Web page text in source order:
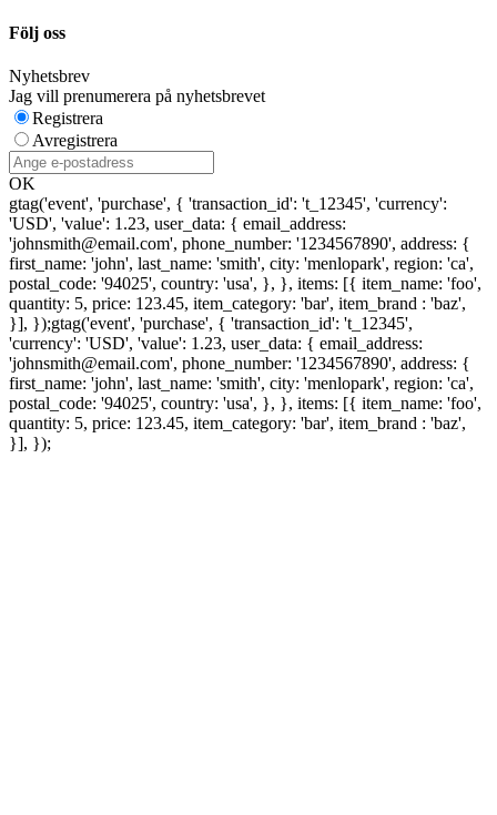
Följ oss
Nyhetsbrev
Jag vill prenumerera på nyhetsbrevet
Registrera
Avregistrera
OK
gtag('event', 'purchase', { 'transaction_id': 't_12345', 'currency':
'USD', 'value': 1.23, user_data: { email_address:
'johnsmith@email.com', phone_number: '1234567890', address: {
first_name: 'john', last_name: 'smith', city: 'menlopark', region: 'ca',
postal_code: '94025', country: 'usa', }, }, items: [{ item_name: 'foo',
quantity: 5, price: 123.45, item_category: 'bar', item_brand : 'baz',
}], });gtag('event', 'purchase', { 'transaction_id': 't_12345',
'currency': 'USD', 'value': 1.23, user_data: { email_address:
'johnsmith@email.com', phone_number: '1234567890', address: {
first_name: 'john', last_name: 'smith', city: 'menlopark', region: 'ca',
postal_code: '94025', country: 'usa', }, }, items: [{ item_name: 'foo',
quantity: 5, price: 123.45, item_category: 'bar', item_brand : 'baz',
}], });